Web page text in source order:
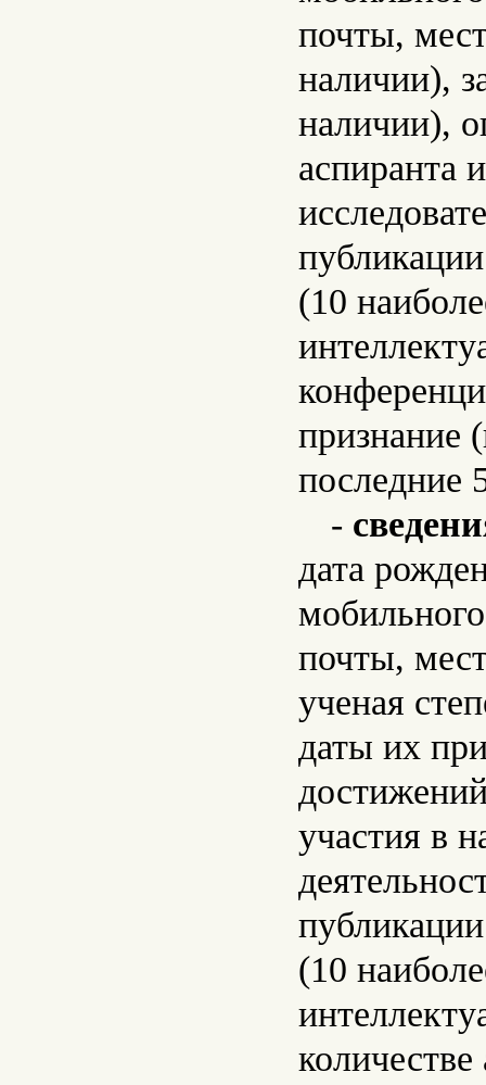
почты,
наличии),
наличии),
аспиранта
(10
признание
последние
-
дата
почты,
ученая
даты их
участия в
(10